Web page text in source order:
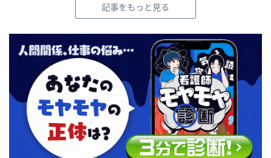
記事をもっと見る